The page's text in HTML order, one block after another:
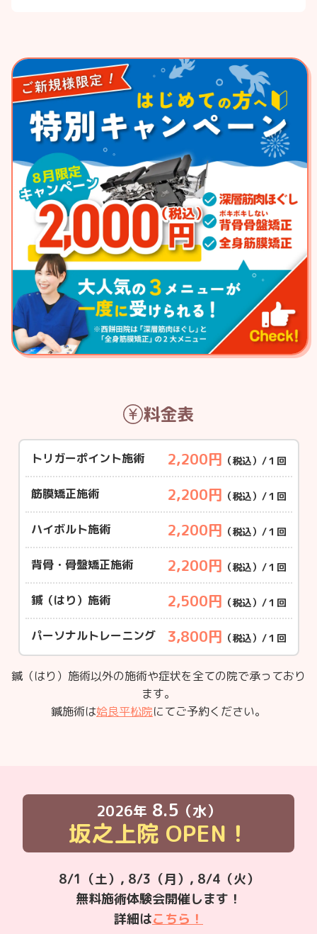
料金表
トリガーポイント施術 2,200円 （税込）/１回
筋膜矯正施術 2,200円 （税込）/１回
ハイボルト施術 2,200円 （税込）/１回
背骨・骨盤矯正施術 2,200円 （税込）/１回
鍼（はり）施術 2,500円 （税込）/１回
パーソナルトレーニング 3,800円 （税込）/１回
鍼（はり）施術以外の施術や症状を全ての院で承っており
ます。
鍼施術は姶良平松院にてご予約ください。
2026年 8.5 （水）
坂之上院 OPEN！
8/1（土）, 8/3（月）, 8/4（火）
無料施術体験会開催します！
詳細はこちら！